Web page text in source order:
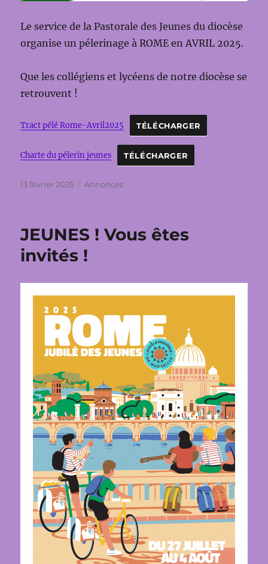
Le service de la Pastorale des Jeunes du diocèse
organise un pélerinage à ROME en AVRIL 2025.
Que les collégiens et lycéens de notre diocèse se
retrouvent !
Tract pélé Rome-Avril2025 TÉLÉCHARGER
Charte du pélerin jeunes TÉLÉCHARGER
Publié
13 février 2025 Catégories
Annonces
JEUNES ! Vous êtes
invités !